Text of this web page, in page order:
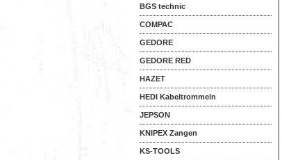
BGS technic
COMPAC
GEDORE
GEDORE RED
HAZET
HEDI Kabeltrommeln
JEPSON
KNIPEX Zangen
KS-TOOLS